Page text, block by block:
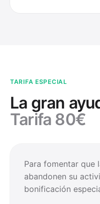
TARIFA ESPECIAL
La gran
Tarifa 80€
Para fomentar que
abandonen su
bonificación